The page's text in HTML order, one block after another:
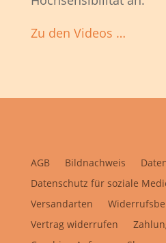
Zu den Videos …
AGB Bildnachweis
Datenschutz für soziale
Versandarten
Vertrag widerrufen